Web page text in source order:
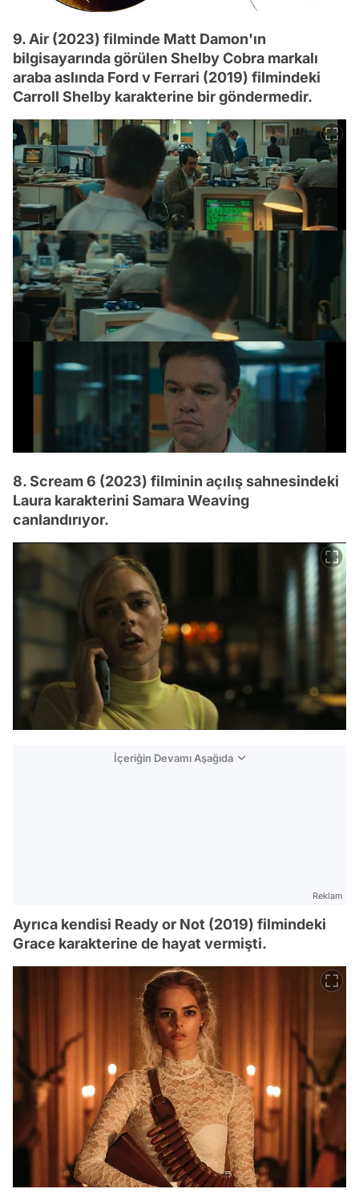
9. Air (2023) filminde Matt Damon'ın
bilgisayarında görülen Shelby Cobra markalı
araba aslında Ford v Ferrari (2019) filmindeki
Carroll Shelby karakterine bir göndermedir.
8. Scream 6 (2023) filminin açılış sahnesindeki
Laura karakterini Samara Weaving
canlandırıyor.
İçeriğin Devamı Aşağıda
Reklam
Ayrıca kendisi Ready or Not (2019) filmindeki
Grace karakterine de hayat vermişti.